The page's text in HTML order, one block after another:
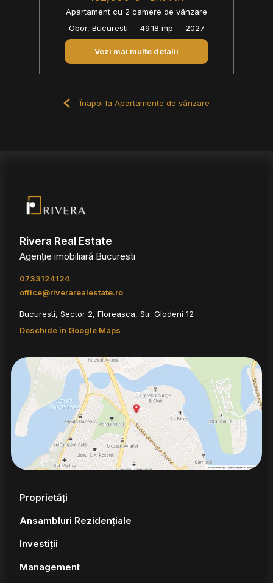
Apartament cu 2 camere de vânzare
Obor, Bucuresti
49.18 mp 2027
Vezi mai multe detalii
Înapoi la Apartamente de vânzare
Rivera Real Estate
Agenție imobiliară Bucuresti
0733124124
office@riverarealestate.ro
Bucuresti, Sector 2, Floreasca, Str. Glodeni 12
Deschide în Google Maps
Proprietăți
Ansambluri Rezidențiale
Investiții
Management